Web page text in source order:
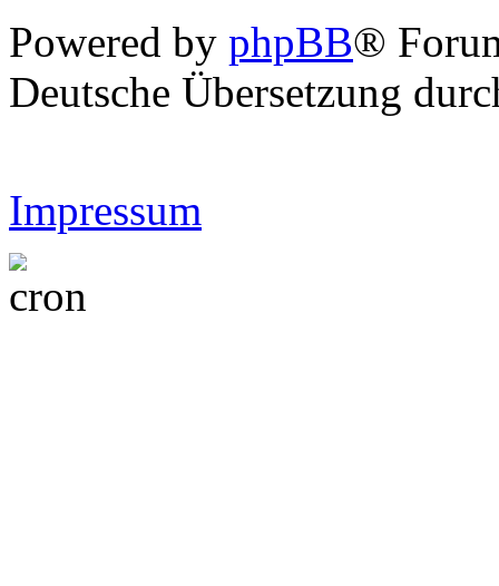
Powered by phpBB®
Deutsche Übersetzung
Impressum